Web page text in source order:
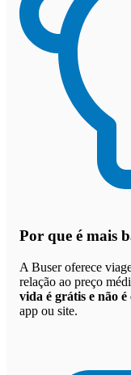
Por que é mais
A Buser oferece
relação ao preço
vida é grátis e não
app ou site.